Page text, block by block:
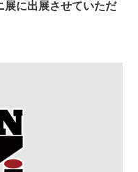
に出展させていただ